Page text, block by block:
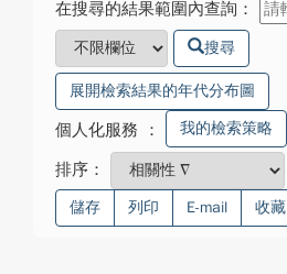
在搜尋的結果範圍內查詢：
搜尋
展開檢索結果的年代分布圖
個人化服務 ： 我的檢索策略
排序：
儲存 列印 E-mail 收藏